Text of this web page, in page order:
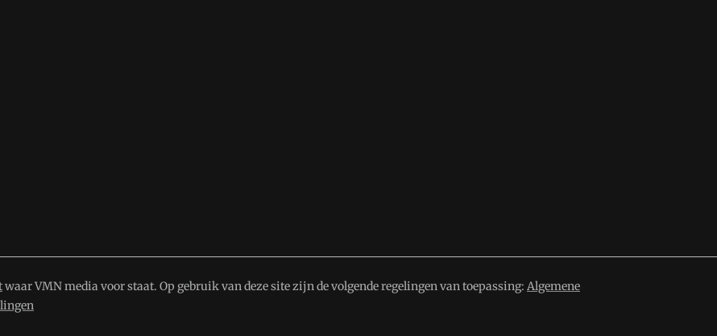
waar VMN media voor staat. Op gebruik van deze site zijn de volgende regelingen van toepassing: Algemene